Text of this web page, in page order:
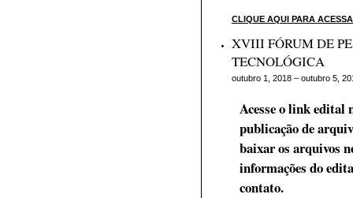
CLIQUE AQUI PARA
XVIII FÓRUM DE
TECNOLÓGICA
outubro 1, 2018 – outubro 5,
Acesse o link edital
publicação de
baixar os arquivos
informações do
contato.